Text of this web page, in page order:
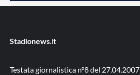
Stadionews.it
Testata giornalistica n°8 del 27.04.2007